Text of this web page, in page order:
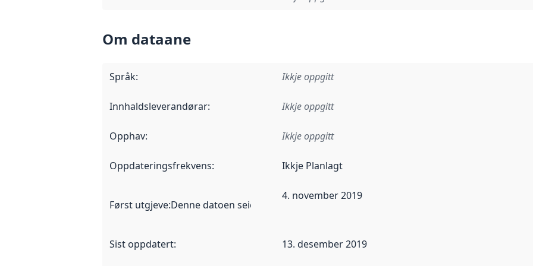
Om dataane
Språk: Ikkje oppgitt
Innhaldsleverandørar: Ikkje oppgitt
Opphav: Ikkje oppgitt
Oppdateringsfrekvens: Ikkje Planlagt
Først utgjeve:Denne datoen seier når dataa i dette datasettet først blei utgitt. Det kan ha
4. november 2019
Sist oppdatert: 13. desember 2019